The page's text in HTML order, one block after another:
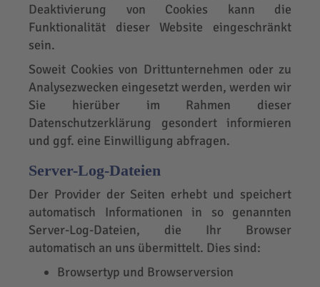
Deaktivierung von Cookies kann die
Funktionalität dieser Website eingeschränkt
sein.
Soweit Cookies von Drittunternehmen oder zu
Analysezwecken eingesetzt werden, werden wir
Sie hierüber im Rahmen dieser
Datenschutzerklärung gesondert informieren
und ggf. eine Einwilligung abfragen.
Server-Log-Dateien
Der Provider der Seiten erhebt und speichert
automatisch Informationen in so genannten
Server-Log-Dateien, die Ihr Browser
automatisch an uns übermittelt. Dies sind:
Browsertyp und Browserversion